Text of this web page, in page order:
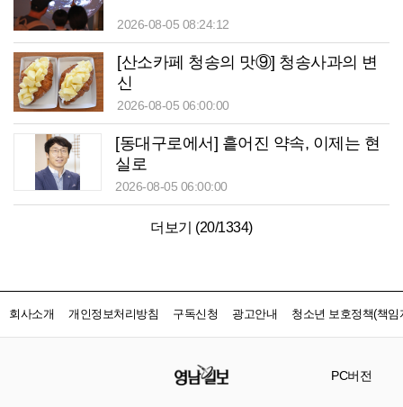
2026-08-05 08:24:12
[산소카페 청송의 맛⑨] 청송사과의 변
신
2026-08-05 06:00:00
[동대구로에서] 흩어진 약속, 이제는 현
실로
2026-08-05 06:00:00
더보기 (20/1334)
회사소개 개인정보처리방침 구독신청 광고안내 청소년 보호정책(책임
PC버전